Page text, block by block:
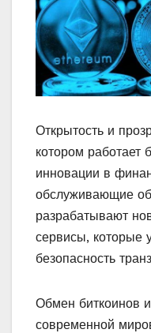
Открытость и
котором работает
инновации в
обслуживающие
разрабатывают
сервисы, которые
безопасность
Обмен биткоинов
современной